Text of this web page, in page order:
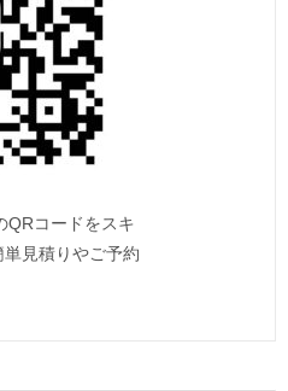
QRコードをスキ
見積りやご予約